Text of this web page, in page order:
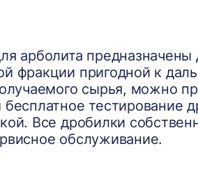
арболита
фракции пригодной к
сырья, можно
бесплатное
Все дробилки
обслуживание.